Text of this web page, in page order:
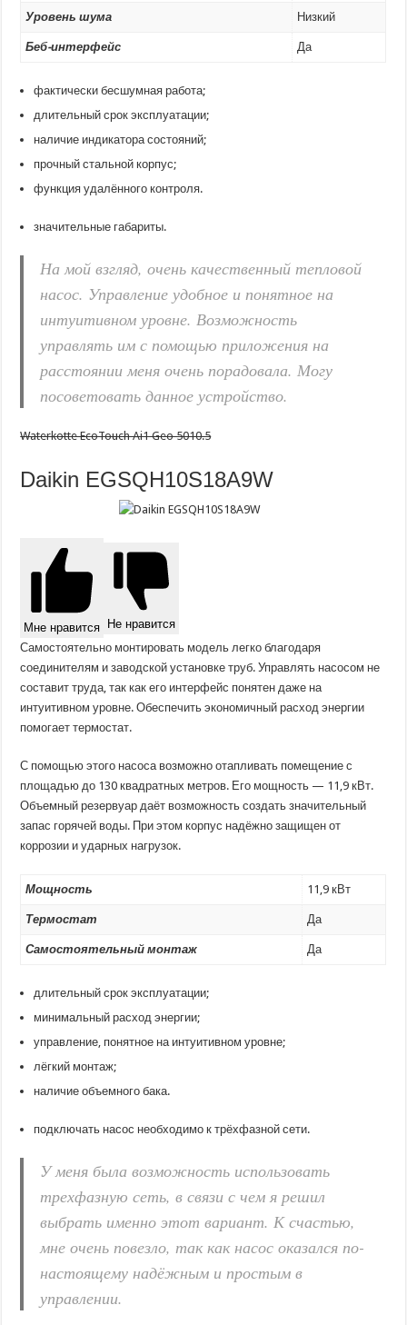
Уровень шума Низкий
Беб-интерфейс Да
фактически бесшумная работа;
длительный срок эксплуатации;
наличие индикатора состояний;
прочный стальной корпус;
функция удалённого контроля.
значительные габариты.
На мой взгляд, очень качественный тепловой
насос. Управление удобное и понятное на
интуитивном уровне. Возможность
управлять им с помощью приложения на
расстоянии меня очень порадовала. Могу
посоветовать данное устройство.
Waterkotte EcoTouch Ai1 Geo 5010.5
Daikin EGSQH10S18A9W
Мне нравится Не нравится
Самостоятельно монтировать модель легко благодаря
соединителям и заводской установке труб. Управлять насосом не
составит труда, так как его интерфейс понятен даже на
интуитивном уровне. Обеспечить экономичный расход энергии
помогает термостат.
С помощью этого насоса возможно отапливать помещение с
площадью до 130 квадратных метров. Его мощность — 11,9 кВт.
Объемный резервуар даёт возможность создать значительный
запас горячей воды. При этом корпус надёжно защищен от
коррозии и ударных нагрузок.
Мощность 11,9 кВт
Термостат Да
Самостоятельный монтаж Да
длительный срок эксплуатации;
минимальный расход энергии;
управление, понятное на интуитивном уровне;
лёгкий монтаж;
наличие объемного бака.
подключать насос необходимо к трёхфазной сети.
У меня была возможность использовать
трехфазную сеть, в связи с чем я решил
выбрать именно этот вариант. К счастью,
мне очень повезло, так как насос оказался по-
настоящему надёжным и простым в
управлении.